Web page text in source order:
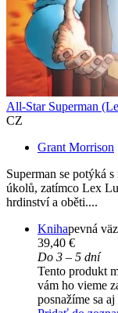
All-Star Superman
CZ
Grant Morrison
Superman se potýká
úkolů, zatímco Lex
hrdinství a oběti....
Knihapevná
39,40 €
Do 3 – 5 dní
Tento produkt
vám ho vieme
posnažíme sa